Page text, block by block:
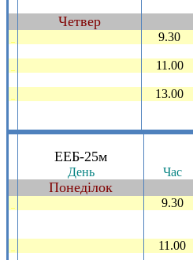
Четвер
9.30
11.00
13.00
ЕЕБ-25м
День Час
Понедiлок
9.30
11.00